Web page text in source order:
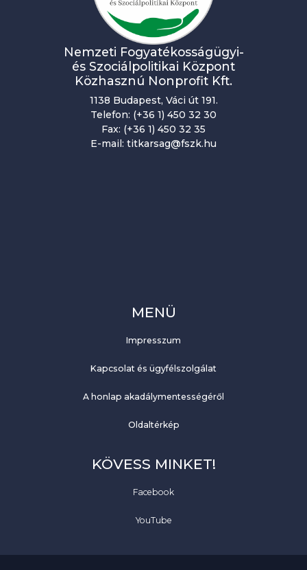
Nemzeti Fogyatékosságügyi-
és Szociálpolitikai Központ
Közhasznú Nonprofit Kft.
1138 Budapest, Váci út 191.
Telefon: (+36 1) 450 32 30
Fax: (+36 1) 450 32 35
E-mail: titkarsag@fszk.hu
MENÜ
Impresszum
Kapcsolat és ügyfélszolgálat
A honlap akadálymentességéről
Oldaltérkép
KÖVESS MINKET!
Facebook
YouTube